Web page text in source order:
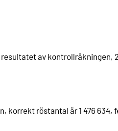
av kontrollräkningen,
röstantal är 1 476 634,